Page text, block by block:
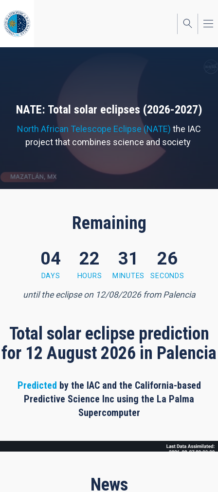
to
main
content
NATE: Total solar eclipses (2026-2027)
North African Telescope Eclipse (NATE) the IAC
project that combines science and society
Remaining
24 seconds
04
DAYS
22
HOURS
31
MINUTES
25
SECONDS
until the eclipse on 12/08/2026 from Palencia
Total solar eclipse prediction
for 12 August 2026 in Palencia
Predicted by the IAC and the California-based
Predictive Science Inc using the La Palma
Supercomputer
News